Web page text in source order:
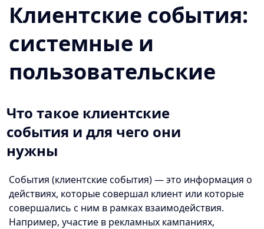
Клиентские события:
системные и
пользовательские
Что такое клиентские
события и для чего они
нужны
События (клиентские события) — это информация о
действиях, которые совершал клиент или которые
совершались с ним в рамках взаимодействия.
Например, участие в рекламных кампаниях,